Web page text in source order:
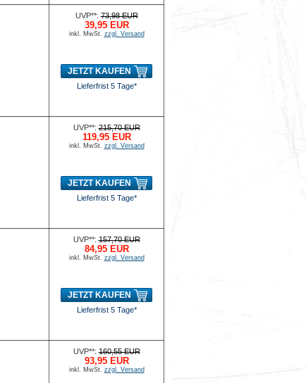
UVP**:73,98 EUR
39,95 EUR
inkl. MwSt. zzgl. Versand
JETZT KAUFEN
Lieferfrist 5 Tage*
UVP**:215,70 EUR
119,95 EUR
inkl. MwSt. zzgl. Versand
JETZT KAUFEN
Lieferfrist 5 Tage*
UVP**:157,70 EUR
84,95 EUR
inkl. MwSt. zzgl. Versand
JETZT KAUFEN
Lieferfrist 5 Tage*
UVP**:160,55 EUR
93,95 EUR
inkl. MwSt. zzgl. Versand